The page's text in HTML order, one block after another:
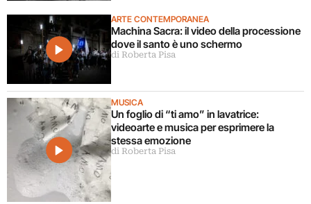
ARTE CONTEMPORANEA
Machina Sacra: il video della processione
dove il santo è uno schermo
di Roberta Pisa
MUSICA
Un foglio di “ti amo” in lavatrice:
videoarte e musica per esprimere la
stessa emozione
di Roberta Pisa